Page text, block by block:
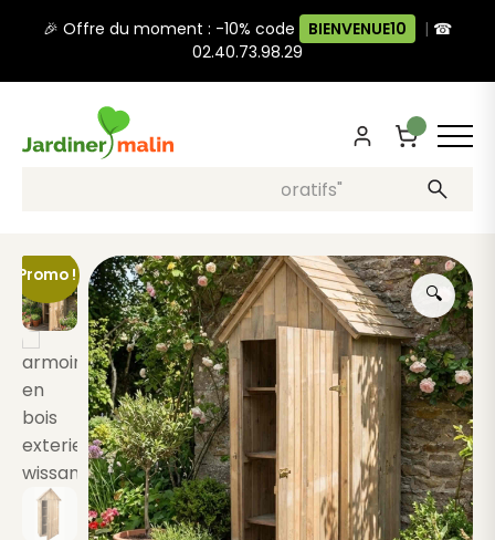
🎉 Offre du moment : -10% code BIENVENUE10 | ☎
02.40.73.98.29
Recherche, ex: "pots décoratifs"
Promo !
🔍